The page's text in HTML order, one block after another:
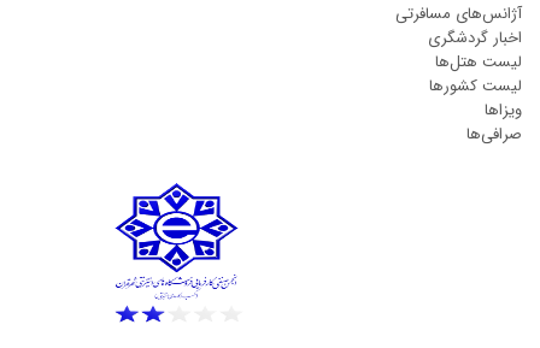
آژانس‌های مسافرتی
اخبار گردشگری
لیست هتل‌ها
لیست کشورها
ویزاها
صرافی‌ها